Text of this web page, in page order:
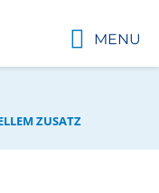
MENU
ZUSATZ